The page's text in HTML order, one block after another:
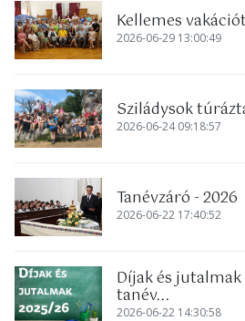
2026-06-29 13:00:49
Kellemes
2026-06-24 09:18:57
Sziládysok
2026-06-22 17:40:52
Tanévzáró - 2026
2026-06-22 14:30:58
Díjak és jutalmak
tanév...